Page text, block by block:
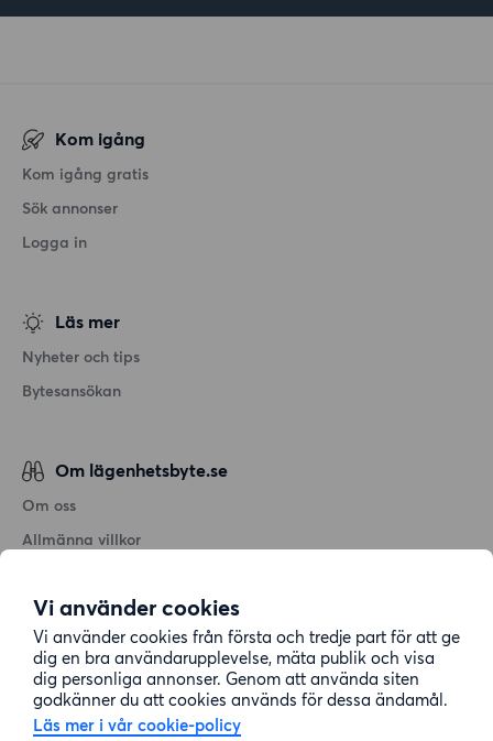
Vi använder cookies
Vi använder cookies från första och tredje part för att ge
dig en bra användarupplevelse, mäta publik och visa
dig personliga annonser. Genom att använda siten
godkänner du att cookies används för dessa ändamål.
Läs mer i vår cookie-policy
Kom igång
Kom igång gratis
Sök annonser
Logga in
Läs mer
Nyheter och tips
Bytesansökan
Om lägenhetsbyte.se
Om oss
Allmänna villkor
Cookiepolicy
Sitemap
Kundtjänst